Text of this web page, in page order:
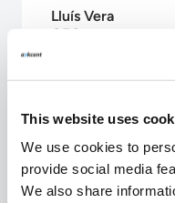
This website uses
We use cookies to
provide social media
We also share
Lluís Vera
CEO
Jordi
Director